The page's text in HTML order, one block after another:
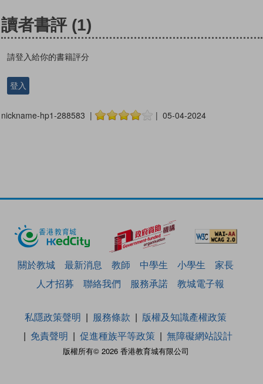
讀者書評 (1)
請登入給你的書籍評分
登入
nickname-hp1-288583 | | 05-04-2024
關於教城 最新消息 教師 中學生 小學生
家長
人才招募
聯絡我們 服務承諾 教城電子報
版權所有© 2026 香港教育城有限公司
私隱政策聲明 服務條款
版權及知識產權政策
免責聲明
促進種族平等政策 無障礙網站設計